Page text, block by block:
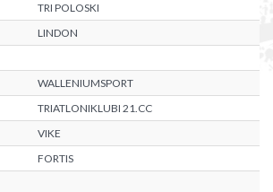
TRI POLOSKI
LINDON
WALLENIUMSPORT
TRIATLONIKLUBI 21.CC
VIKE
FORTIS